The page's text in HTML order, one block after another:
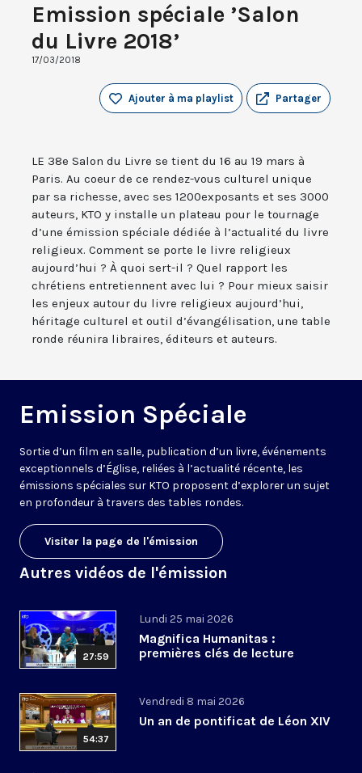
Emission spéciale ’Salon
du Livre 2018’
17/03/2018
Partager
Ajouter à ma playlist
LE 38e Salon du Livre se tient du 16 au 19 mars à
Paris. Au coeur de ce rendez-vous culturel unique
par sa richesse, avec ses 1200exposants et ses 3000
auteurs, KTO y installe un plateau pour le tournage
d’une émission spéciale dédiée à l’actualité du livre
religieux. Comment se porte le livre religieux
aujourd’hui ? À quoi sert-il ? Quel rapport les
chrétiens entretiennent avec lui ? Pour mieux saisir
les enjeux autour du livre religieux aujourd’hui,
héritage culturel et outil d’évangélisation, une table
ronde réunira libraires, éditeurs et auteurs.
Emission Spéciale
Sortie d’un film en salle, publication d’un livre, événements
exceptionnels d’Église, reliées à l’actualité récente, les
émissions spéciales sur KTO proposent d’explorer un sujet
en profondeur à travers des tables rondes.
Visiter la page de l'émission
Autres vidéos de l'émission
27:59
Lundi 25 mai 2026
Magnifica Humanitas :
premières clés de lecture
54:37
Vendredi 8 mai 2026
Un an de pontificat de Léon XIV